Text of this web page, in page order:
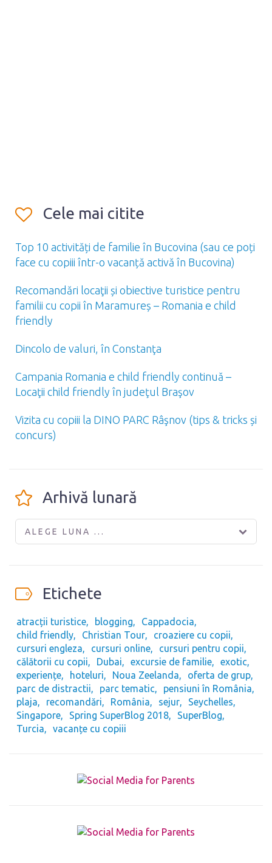
Cele mai citite
Top 10 activități de familie în Bucovina (sau ce poți
face cu copiii într-o vacanță activă în Bucovina)
Recomandări locaţii și obiective turistice pentru
familii cu copii în Maramureș – Romania e child
friendly
Dincolo de valuri, în Constanţa
Campania Romania e child friendly continuă –
Locaţii child friendly în judeţul Braşov
Vizita cu copiii la DINO PARC Râşnov (tips & tricks și
concurs)
Arhivă lunară
ALEGE LUNA ...
Etichete
atracții turistice blogging
Cappadocia
child friendly
Christian Tour
croaziere cu copii
cursuri engleza
cursuri online
cursuri pentru copii
călătorii cu copii
Dubai excursie de familie
exotic
experiențe
hoteluri Noua Zeelanda
oferta de grup
parc de distractii
parc tematic
pensiuni în România
plaja
recomandări România sejur
Seychelles
Singapore
Spring SuperBlog 2018
SuperBlog
Turcia
vacanțe cu copiii